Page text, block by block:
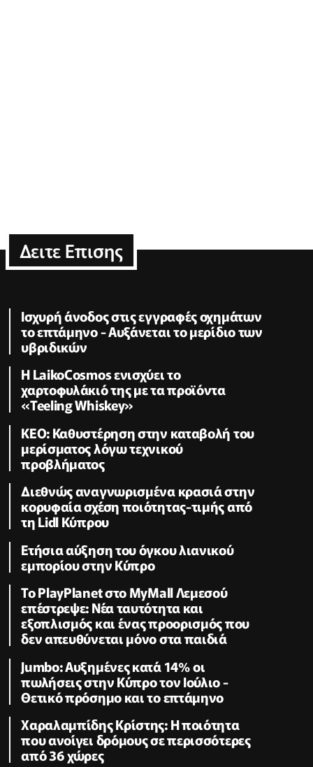
Δειτε Επισης
Ισχυρή άνοδος στις εγγραφές οχημάτων
το επτάμηνο - Αυξάνεται το μερίδιο των
υβριδικών
Η LaikoCosmos ενισχύει το
χαρτοφυλάκιό της με τα προϊόντα
«Teeling Whiskey»
KEO: Καθυστέρηση στην καταβολή του
μερίσματος λόγω τεχνικού
προβλήματος
Διεθνώς αναγνωρισμένα κρασιά στην
κορυφαία σχέση ποιότητας-τιμής από
τη Lidl Κύπρου
Ετήσια αύξηση του όγκου λιανικού
εμπορίου στην Κύπρο
Το PlayPlanet στο MyMall Λεμεσού
επέστρεψε: Νέα ταυτότητα και
εξοπλισμός και ένας προορισμός που
δεν απευθύνεται μόνο στα παιδιά
Jumbo: Αυξημένες κατά 14% οι
πωλήσεις στην Κύπρο τον Ιούλιο -
Θετικό πρόσημο και το επτάμηνο
Χαραλαμπίδης Κρίστης: Η ποιότητα
που ανοίγει δρόμους σε περισσότερες
από 36 χώρες